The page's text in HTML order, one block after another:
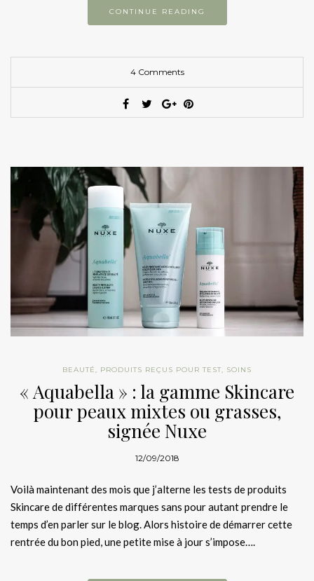
CONTINUE READING
4 Comments
BEAUTÉ, PRODUITS REÇUS POUR TEST, SOINS
« Aquabella » : la gamme Skincare
pour peaux mixtes ou grasses,
signée Nuxe
12/09/2018
Voilà maintenant des mois que j’alterne les tests de produits
Skincare de différentes marques sans pour autant prendre le
temps d’en parler sur le blog. Alors histoire de démarrer cette
rentrée du bon pied, une petite mise à jour s’impose….